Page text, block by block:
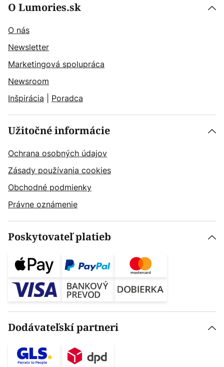
O Lumories.sk
O nás
Newsletter
Marketingová spolupráca
Newsroom
Inšpirácia
Poradca
Užitočné informácie
Ochrana osobných údajov
Zásady používania cookies
Obchodné podmienky
Právne oznámenie
Poskytovateľ platieb
Dodávateľskí partneri